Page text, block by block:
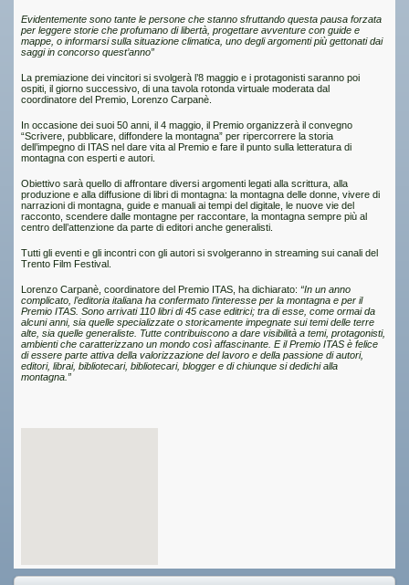
Evidentemente sono tante le persone che stanno sfruttando questa pausa forzata
per leggere storie che profumano di libertà, progettare avventure con guide e
mappe, o informarsi sulla situazione climatica, uno degli argomenti più gettonati dai
saggi in concorso quest’anno”
La premiazione dei vincitori si svolgerà l’8 maggio e i protagonisti saranno poi
ospiti, il giorno successivo, di una tavola rotonda virtuale moderata dal
coordinatore del Premio, Lorenzo Carpanè.
In occasione dei suoi 50 anni, il 4 maggio, il Premio organizzerà il convegno
“Scrivere, pubblicare, diffondere la montagna” per ripercorrere la storia
dell’impegno di ITAS nel dare vita al Premio e fare il punto sulla letteratura di
montagna con esperti e autori.
Obiettivo sarà quello di affrontare diversi argomenti legati alla scrittura, alla
produzione e alla diffusione di libri di montagna: la montagna delle donne, vivere di
narrazioni di montagna, guide e manuali ai tempi del digitale, le nuove vie del
racconto, scendere dalle montagne per raccontare, la montagna sempre più al
centro dell’attenzione da parte di editori anche generalisti.
Tutti gli eventi e gli incontri con gli autori si svolgeranno in streaming sui canali del
Trento Film Festival.
Lorenzo Carpanè, coordinatore del Premio ITAS, ha dichiarato: “In un anno
complicato, l’editoria italiana ha confermato l’interesse per la montagna e per il
Premio ITAS. Sono arrivati 110 libri di 45 case editrici; tra di esse, come ormai da
alcuni anni, sia quelle specializzate o storicamente impegnate sui temi delle terre
alte, sia quelle generaliste. Tutte contribuiscono a dare visibilità a temi, protagonisti,
ambienti che caratterizzano un mondo così affascinante. E il Premio ITAS è felice
di essere parte attiva della valorizzazione del lavoro e della passione di autori,
editori, librai, bibliotecari, bibliotecari, blogger e di chiunque si dedichi alla
montagna.”